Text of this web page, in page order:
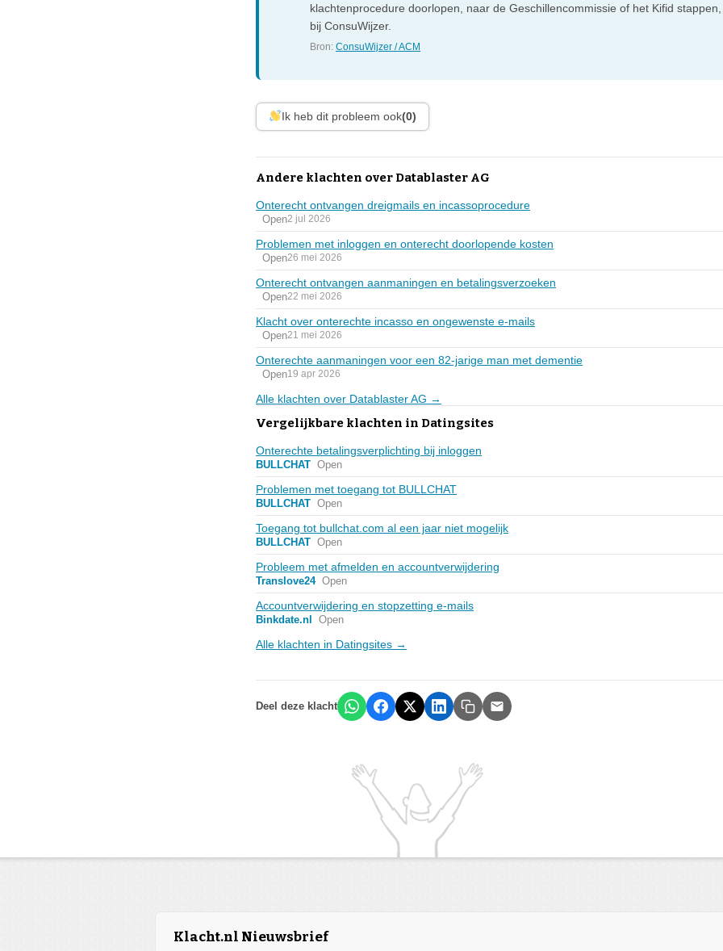
klachtenprocedure doorlopen, naar de Geschillencommissie of het Kifid
bij ConsuWijzer.
Bron:ConsuWijzer / ACM
Ik heb dit probleem ook(0)
Andere klachten over Datablaster AG
Onterecht ontvangen dreigmails en incassoprocedure
Open2 jul 2026
Problemen met inloggen en onterecht doorlopende kosten
Open26 mei 2026
Onterecht ontvangen aanmaningen en betalingsverzoeken
Open22 mei 2026
Klacht over onterechte incasso en ongewenste e-mails
Open21 mei 2026
Onterechte aanmaningen voor een 82-jarige man met dementie
Open19 apr 2026
Alle klachten over Datablaster AG →
Vergelijkbare klachten in Datingsites
Onterechte betalingsverplichting bij inloggen
BULLCHAT Open
Problemen met toegang tot BULLCHAT
BULLCHAT Open
Toegang tot bullchat.com al een jaar niet mogelijk
BULLCHAT Open
Probleem met afmelden en accountverwijdering
Translove24 Open
Accountverwijdering en stopzetting e-mails
Binkdate.nl Open
Alle klachten in Datingsites →
Deel deze klacht
Klacht.nl Nieuwsbrief